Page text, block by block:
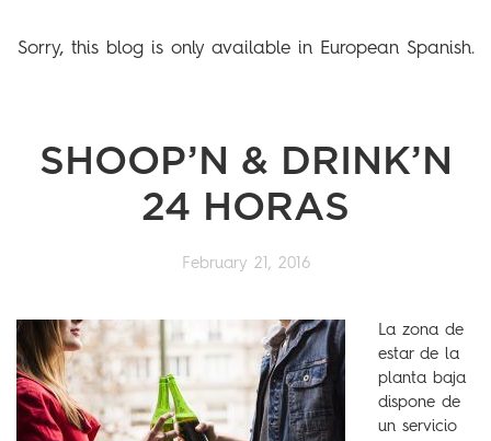
Sorry, this blog is only available in European Spanish.
SHOOP’N & DRINK’N
24 HORAS
February 21, 2016
La zona de
estar de la
planta baja
dispone de
un servicio